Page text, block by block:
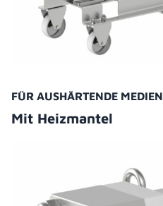
FÜR AUSHÄRTENDE MEDIEN
Mit Heizmantel